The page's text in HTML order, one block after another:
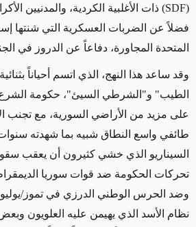
(SDF)
ذات الأغلبية الكردية، والمدنيين
فضلاً عن الضربات العسكرية التي شنتها
المتحدة المجاورة، دفاعاً عن الدروز في
وقد ساعد هذا النهج، الذي اتسم أحياناً بثنائية
الطيب" و" الشرطي السيئ"، حكومة
على مزيد من الأراضي السورية، مع تجنب
طائفي واسع النطاق شبيه بما شهدته
السيناريو الذي خشي كثيرون أن يعقب
تحركات الحكومة ضد قوات سوريا
وضد الحرس الوطني الدرزي في تموز/يوليو
نظام الأسد الذي يهيمن عليه العلويون